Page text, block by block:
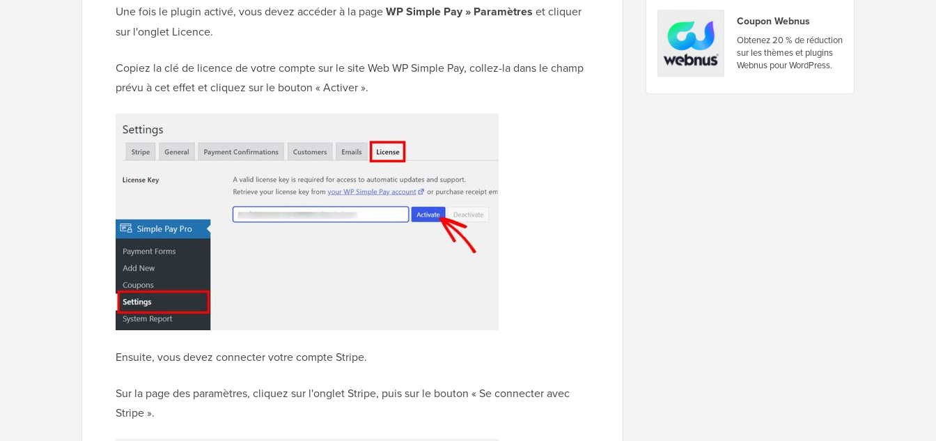
Une fois le plugin activé, vous devez accéder à la pageWP Simple Pay » Paramètres et cliquer
sur l'onglet Licence.
Copiez la clé de licence de votre compte sur le site Web WP Simple Pay, collez-la dans le champ
prévu à cet effet et cliquez sur le bouton « Activer ».
Ensuite, vous devez connecter votre compte Stripe.
Sur la page des paramètres, cliquez sur l'onglet Stripe, puis sur le bouton « Se connecter avec
Stripe ».
Coupon Webnus
Obtenez 20 % de réduction
sur les thèmes et plugins
Webnus pour WordPress.